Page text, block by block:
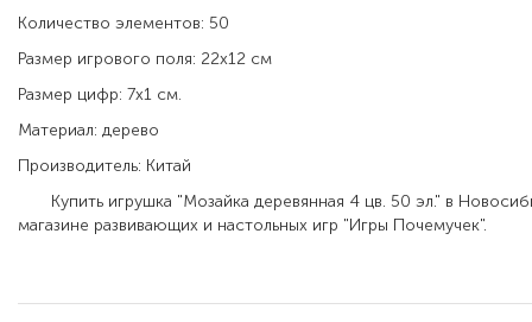
Количество элементов: 50
Размер игрового поля: 22х12 см
Размер цифр: 7х1 см.
Материал: дерево
Производитель: Китай
Купить игрушка "Мозайка деревянная 4 цв. 50 эл." в
магазине развивающих и настольных игр "Игры Почемучек".